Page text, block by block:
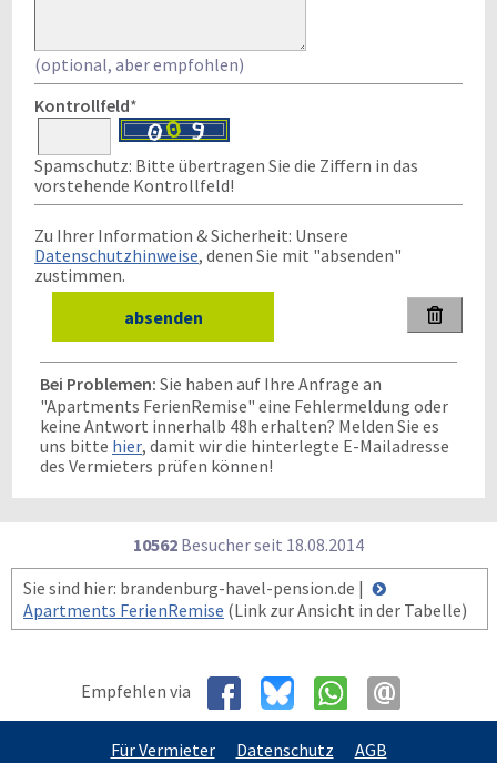
(optional, aber empfohlen)
Kontrollfeld*
Spamschutz: Bitte übertragen Sie die Ziffern in das
vorstehende Kontrollfeld!
Zu Ihrer Information & Sicherheit: Unsere
Datenschutzhinweise, denen Sie mit "absenden"
zustimmen.

Bei Problemen: Sie haben auf Ihre Anfrage an
"Apartments FerienRemise" eine Fehlermeldung oder
keine Antwort innerhalb 48h erhalten? Melden Sie es
uns bitte hier, damit wir die hinterlegte E-Mailadresse
des Vermieters prüfen können!
10562 Besucher seit 18.08.2014
Sie sind hier: brandenburg-havel-pension.de |
Apartments FerienRemise (Link zur Ansicht in der Tabelle)
Empfehlen via
Für Vermieter Datenschutz AGB